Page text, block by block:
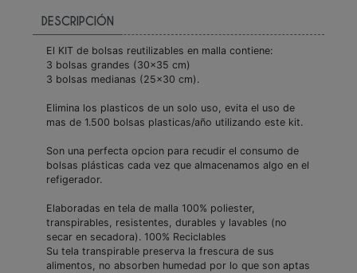
DESCRIPCIÓN
El KIT de bolsas reutilizables en malla contiene:
3 bolsas grandes (30x35 cm)
3 bolsas medianas (25x30 cm).
Elimina los plasticos de un solo uso, evita el uso de
mas de 1.500 bolsas plasticas/año utilizando este kit.
Son una perfecta opcion para recudir el consumo de
bolsas plásticas cada vez que almacenamos algo en el
refigerador.
Elaboradas en tela de malla 100% poliester,
transpirables, resistentes, durables y lavables (no
secar en secadora). 100% Reciclables
Su tela transpirable preserva la frescura de sus
alimentos, no absorben humedad por lo que son aptas